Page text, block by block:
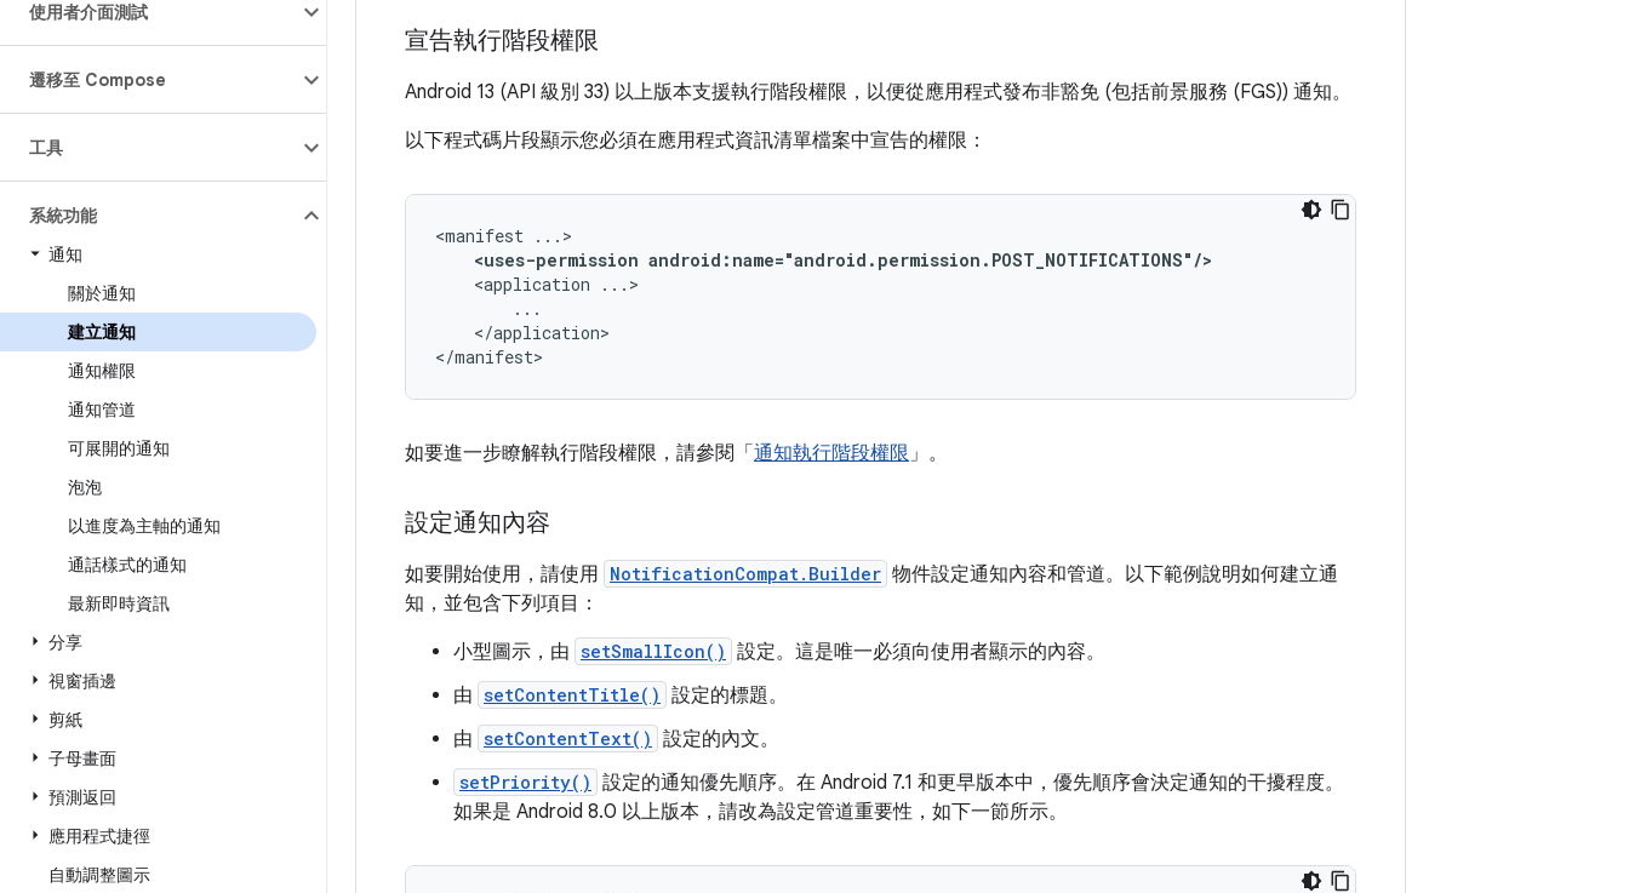
使用者介面測試
遷移至 Compose
工具
系統功能
通知
關於通知
建立通知
通知權限
通知管道
可展開的通知
泡泡
以進度為主軸的通知
通話樣式的通知
最新即時資訊
分享
視窗插邊
剪紙
子母畫面
預測返回
應用程式捷徑
自動調整圖示
宣告執行階段權限
Android 13 (API 級別 33) 以上版本支援執行階段權限，以便從應用程式發布非豁免 (包括前景服務 (FGS)) 通知。
以下程式碼片段顯示您必須在應用程式資訊清單檔案中宣告的權限：
<manifest
<uses-permission android:name="android.permission.POST_NOTIFICATIONS"/>
<application
</application>
</manifest>
如要進一步瞭解執行階段權限，請參閱「通知執行階段權限 」。
設定通知內容
如要開始使用，請使用 NotificationCompat.Builder 物件設定通知內容和管道。以下範例說明如何建立通
知，並包含下列項目：
小型圖示，由 setSmallIcon() 設定。這是唯一必須向使用者顯示的內容。
由 setContentTitle() 設定的標題。
由 setContentText() 設定的內文。
setPriority() 設定的通知優先順序。在 Android 7.1 和更早版本中，優先順序會決定通知的干擾程度。
如果是 Android 8.0 以上版本，請改為設定管道重要性，如下一節所示。